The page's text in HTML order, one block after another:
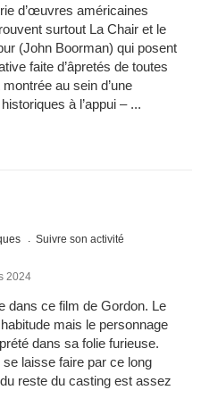
d’œuvres américaines
surtout La Chair et le
(John Boorman) qui posent
faite d’âpretés de toutes
au sein d’une
à l’appui – ...
Suivre son activité
2024
dans ce film de Gordon. Le
mais le personnage
dans sa folie furieuse.
se laisse faire par ce long
reste du casting est assez